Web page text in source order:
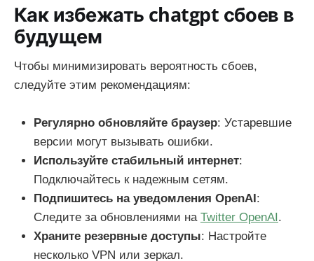
Как избежать chatgpt сбоев в
будущем
Чтобы минимизировать вероятность сбоев,
следуйте этим рекомендациям:
Регулярно обновляйте браузер: Устаревшие
версии могут вызывать ошибки.
Используйте стабильный интернет:
Подключайтесь к надежным сетям.
Подпишитесь на уведомления OpenAI :
Следите за обновлениями на Twitter OpenAI .
Храните резервные доступы: Настройте
несколько VPN или зеркал.